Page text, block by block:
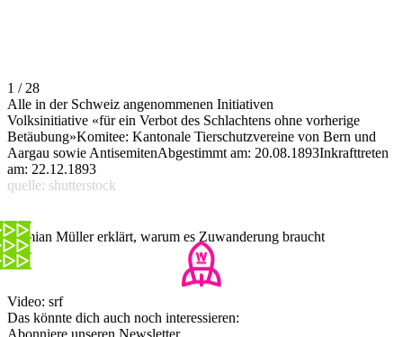
1 / 28
Alle in der Schweiz angenommenen Initiativen
Volksinitiative «für ein Verbot des Schlachtens ohne vorherige
Betäubung»Komitee: Kantonale Tierschutzvereine von Bern und
Aargau sowie AntisemitenAbgestimmt am: 20.08.1893Inkrafttreten
am: 22.12.1893
quelle: shutterstock
Damian Müller erklärt, warum es Zuwanderung braucht
Video: srf
Das könnte dich auch noch interessieren: